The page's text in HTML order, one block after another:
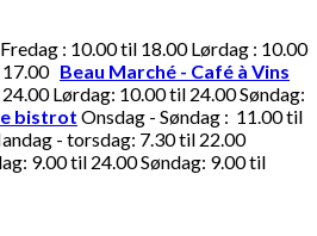
: 10.00 til 18.00 Lørdag : 10.00
Beau Marché - Café à Vins
Lørdag: 10.00 til 24.00 Søndag:
bistrot Onsdag - Søndag : 11.00 til
- torsdag: 7.30 til 22.00
9.00 til 24.00 Søndag: 9.00 til